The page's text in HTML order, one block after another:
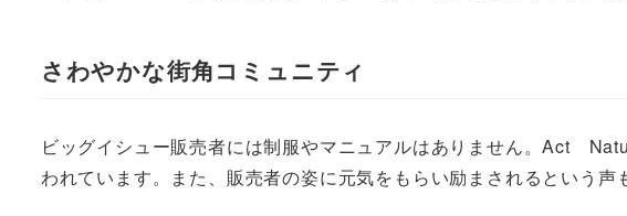
さわやかな街角コミュニティ
ビッグイシュー販売者には制服やマニュアルはありません。Act
われています。また、販売者の姿に元気をもらい励まされるという声